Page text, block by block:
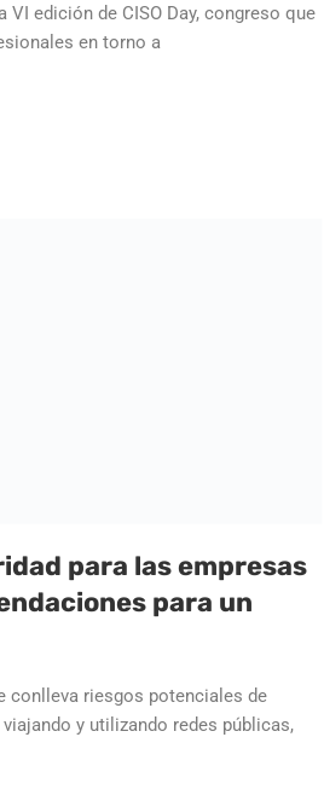
edición de CISO Day, congreso que
en torno a
para las empresas
para un
conlleva riesgos potenciales de
y utilizando redes públicas,